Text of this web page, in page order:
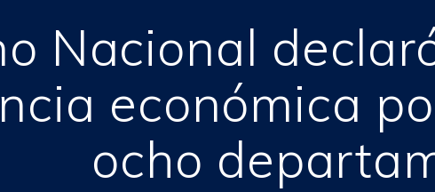
Nacional
económica
ocho